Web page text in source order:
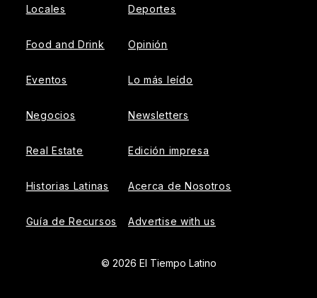
Locales
Food and Drink
Eventos
Negocios
Real Estate
Historias Latinas
Guía de Recursos
Deportes
Opinión
Lo más leído
Newsletters
Edición impresa
Acerca de Nosotros
Advertise with us
© 2026 El Tiempo Latino